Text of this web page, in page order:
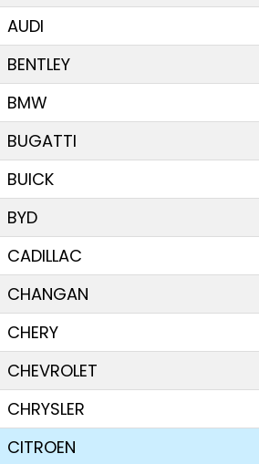
AUDI
BENTLEY
BMW
BUGATTI
BUICK
BYD
CADILLAC
CHANGAN
CHERY
CHEVROLET
CHRYSLER
CITROEN